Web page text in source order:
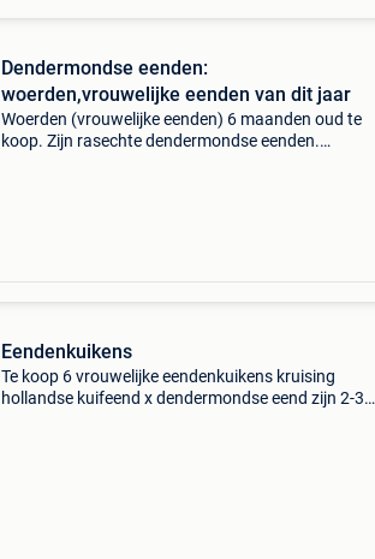
Dendermondse eenden:
woerden,vrouwelijke eenden van dit jaar
Woerden (vrouwelijke eenden) 6 maanden oud te
koop. Zijn rasechte dendermondse eenden.
Eendenkuikens
Te koop 6 vrouwelijke eendenkuikens kruising
hollandse kuifeend x dendermondse eend zijn 2-3